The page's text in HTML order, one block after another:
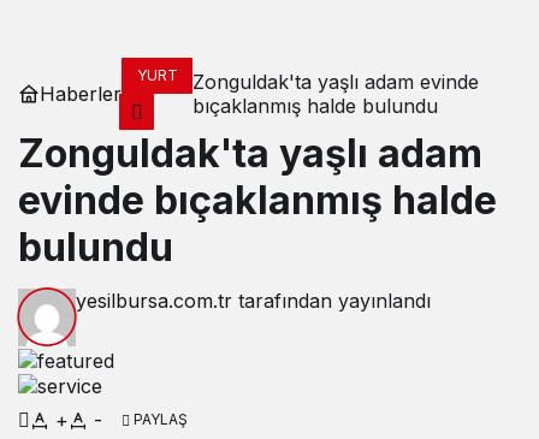
Haberler
YURT
Zonguldak'ta yaşlı adam evinde
bıçaklanmış halde bulundu
Zonguldak'ta yaşlı adam
evinde bıçaklanmış halde
bulundu
yesilbursa.com.tr tarafından yayınlandı
+ - PAYLAŞ